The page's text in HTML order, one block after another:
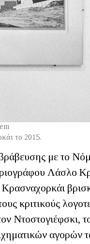
το 2015.
με το
Λάσλο
κριτικούς
Ντοστογιέφσκι,
αγορών